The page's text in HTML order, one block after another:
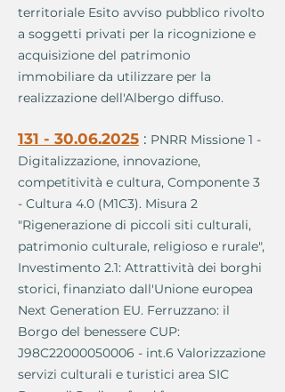
territoriale Esito avviso pubblico rivolto
a soggetti privati per la ricognizione e
acquisizione del patrimonio
immobiliare da utilizzare per la
realizzazione dell'Albergo diffuso.
131 - 30.06.2025 : PNRR Missione 1 -
Digitalizzazione, innovazione,
competitività e cultura, Componente 3
- Cultura 4.0 (M1C3). Misura 2
"Rigenerazione di piccoli siti culturali,
patrimonio culturale, religioso e rurale",
Investimento 2.1: Attrattività dei borghi
storici, finanziato dall'Unione europea
Next Generation EU. Ferruzzano: il
Borgo del benessere CUP:
J98C22000050006 - int.6 Valorizzazione
servizi culturali e turistici area SIC